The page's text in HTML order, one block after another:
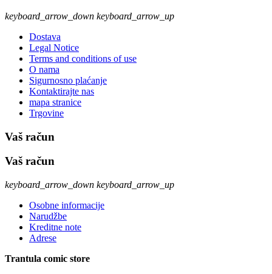
keyboard_arrow_down keyboard_arrow_up
Dostava
Legal Notice
Terms and conditions of use
O nama
Sigurnosno plaćanje
Kontaktirajte nas
mapa stranice
Trgovine
Vaš račun
Vaš račun
keyboard_arrow_down keyboard_arrow_up
Osobne informacije
Narudžbe
Kreditne note
Adrese
Trantula comic store